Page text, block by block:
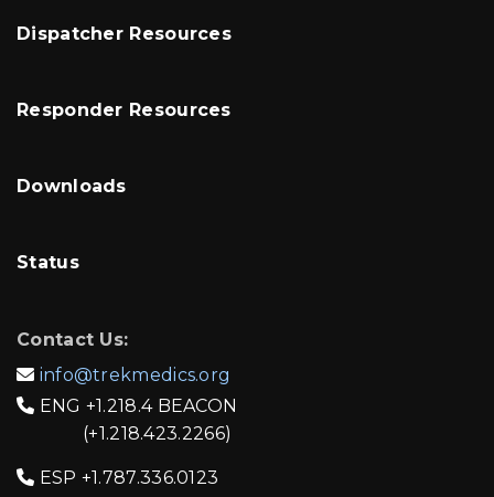
Dispatcher Resources
Responder Resources
Downloads
Status
Contact Us:
 info@trekmedics.org
 ENG +1.218.4 BEACON
(+1.218.423.2266)
 ESP +1.787.336.0123